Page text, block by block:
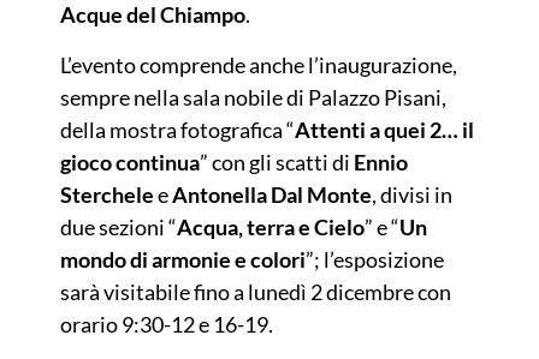
Acque del Chiampo.
L’evento comprende anche l’inaugurazione,
sempre nella sala nobile di Palazzo Pisani,
della mostra fotografica “Attenti a quei 2… il
gioco continua” con gli scatti di Ennio
StercheleeAntonella Dal Monte, divisi in
due sezioni “Acqua, terra e Cielo” e “Un
mondo di armonie e colori”; l’esposizione
sarà visitabile fino a lunedì 2 dicembre con
orario 9:30-12 e 16-19.